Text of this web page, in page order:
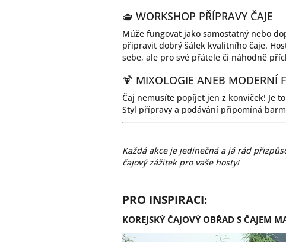
🫖 WORKSHOP PŘÍPRAVY ČAJE
Může fungovat jako samostatný nebo
připravit dobrý šálek kvalitního čaje.
sebe, ale pro své přátele či náhodně
🍹 MIXOLOGIE ANEB MODERNÍ
Čaj nemusíte popíjet jen z konviček! Je
Styl přípravy a podávání připomíná
Každá akce je jedinečná a já rád
čajový zážitek pro vaše hosty!
PRO INSPIRACI:
KOREJSKÝ ČAJOVÝ OBŘAD S ČAJEM